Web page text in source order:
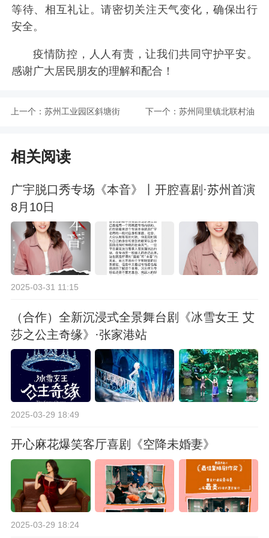
等待、相互礼让。请密切关注天气变化，确保出行
安全。
疫情防控，人人有责，让我们共同守护平安。
感谢广大居民朋友的理解和配合！
上一个： 苏州工业园区斜塘街 下一个： 苏州同里镇北联村油
相关阅读
广宇脱口秀专场《本音》丨开腔喜剧·苏州首演
8月10日
2025-03-31 11:15
（合作）全新沉浸式全景舞台剧《冰雪女王 艾
莎之公主奇缘》·张家港站
2025-03-29 18:49
开心麻花爆笑客厅喜剧《空降未婚妻》
2025-03-29 18:24